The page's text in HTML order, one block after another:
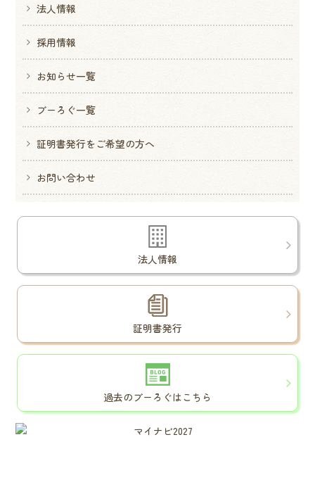
法人情報
採用情報
お知らせ一覧
ブーろぐ一覧
証明書発行をご希望の方へ
お問い合わせ
法人情報
証明書発行
過去のブーろぐはこちら